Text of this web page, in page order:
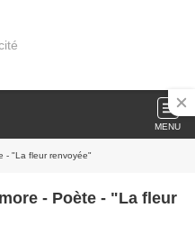
MENU
- "La fleur renvoyée"
- Poète - "La fleur